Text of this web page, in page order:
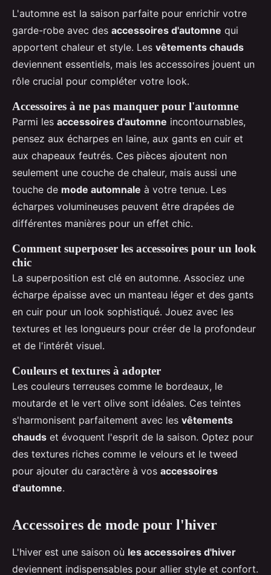
L'automne est la saison parfaite pour enrichir votre
garde-robe avec des accessoires d'automne qui
apportent chaleur et style. Les vêtements chauds
deviennent essentiels, mais les accessoires jouent un
rôle crucial pour compléter votre look.
Accessoires à ne pas manquer pour l'automne
Parmi les accessoires d'automne incontournables,
pensez aux écharpes en laine, aux gants en cuir et
aux chapeaux feutrés. Ces pièces ajoutent non
seulement une couche de chaleur, mais aussi une
touche de mode automnale à votre tenue. Les
écharpes volumineuses peuvent être drapées de
différentes manières pour un effet chic.
Comment superposer les accessoires pour un look
chic
La superposition est clé en automne. Associez une
écharpe épaisse avec un manteau léger et des gants
en cuir pour un look sophistiqué. Jouez avec les
textures et les longueurs pour créer de la profondeur
et de l'intérêt visuel.
Couleurs et textures à adopter
Les couleurs terreuses comme le bordeaux, le
moutarde et le vert olive sont idéales. Ces teintes
s'harmonisent parfaitement avec les vêtements
chauds et évoquent l'esprit de la saison. Optez pour
des textures riches comme le velours et le tweed
pour ajouter du caractère à vos accessoires
d'automne.
Accessoires de mode pour l'hiver
L'hiver est une saison où les accessoires d'hiver
deviennent indispensables pour allier style et confort.